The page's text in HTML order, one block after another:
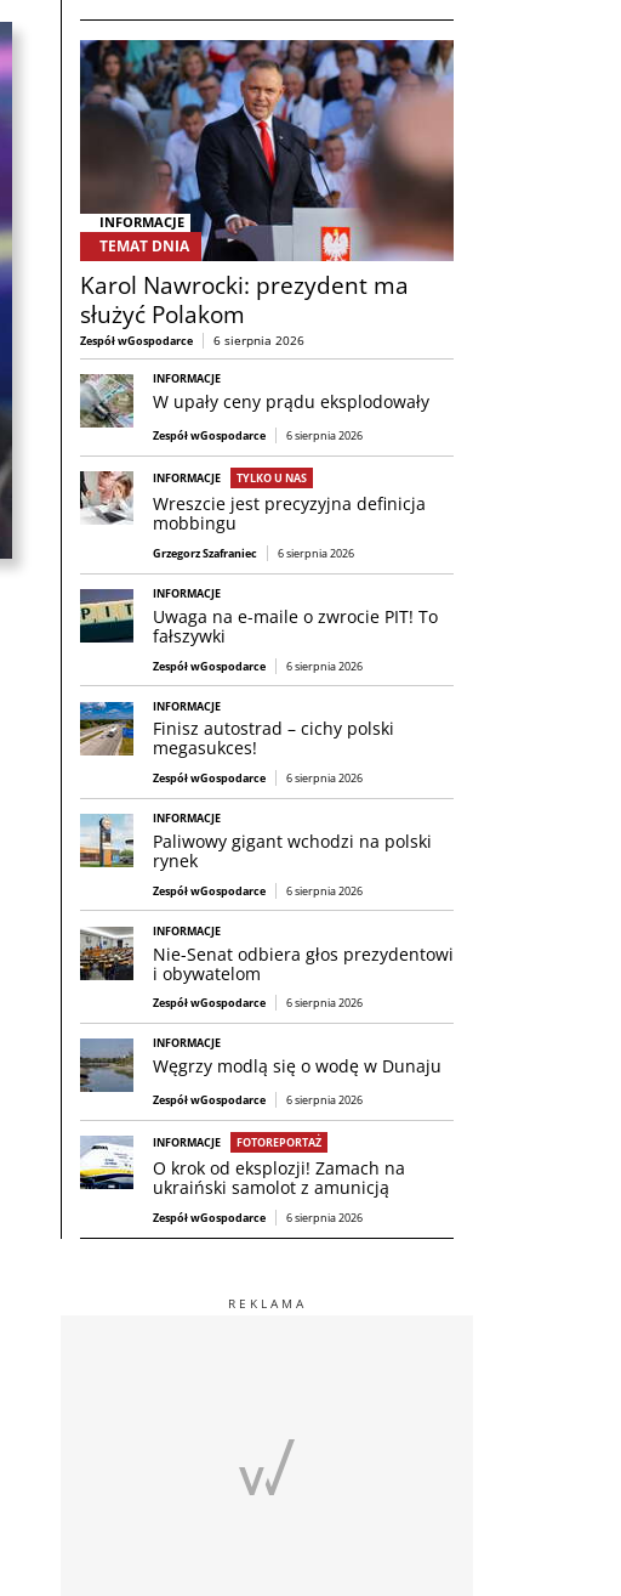
INFORMACJE
TEMAT DNIA
Karol Nawrocki: prezydent ma
służyć Polakom
Zespół wGospodarce 6 sierpnia 2026
INFORMACJE
W upały ceny prądu eksplodowały
Zespół wGospodarce 6 sierpnia 2026
INFORMACJE TYLKO U NAS
Wreszcie jest precyzyjna definicja
mobbingu
Grzegorz Szafraniec 6 sierpnia 2026
INFORMACJE
Uwaga na e-maile o zwrocie PIT! To
fałszywki
Zespół wGospodarce 6 sierpnia 2026
INFORMACJE
Finisz autostrad – cichy polski
megasukces!
Zespół wGospodarce 6 sierpnia 2026
INFORMACJE
Paliwowy gigant wchodzi na polski
rynek
Zespół wGospodarce 6 sierpnia 2026
INFORMACJE
Nie-Senat odbiera głos prezydentowi
i obywatelom
Zespół wGospodarce 6 sierpnia 2026
INFORMACJE
Węgrzy modlą się o wodę w Dunaju
Zespół wGospodarce 6 sierpnia 2026
INFORMACJE FOTOREPORTAŻ
O krok od eksplozji! Zamach na
ukraiński samolot z amunicją
Zespół wGospodarce 6 sierpnia 2026